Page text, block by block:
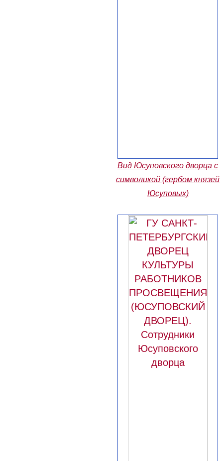
Вид Юсуповского дворца с
символикой (гербом князей
Юсуповых)